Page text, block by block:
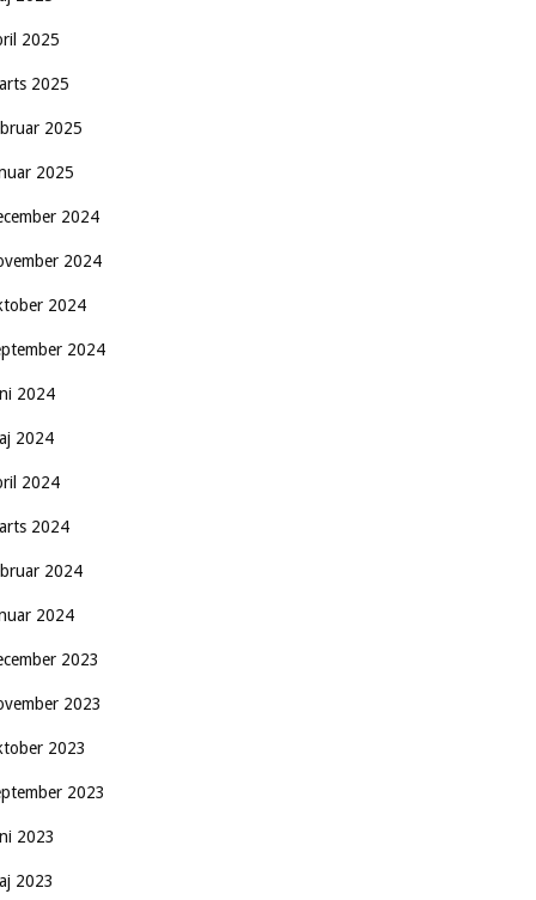
2025
2025
2025
2025
2024
2024
2024
2024
2024
2024
2024
2024
2024
2024
2023
2023
2023
2023
2023
2023